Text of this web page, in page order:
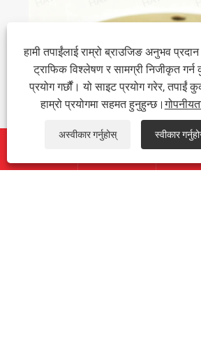

हामी तपाईंलाई राम्रो ब्राउजिङ अनुभव प्रदान
ट्राफिक विश्लेषण र सामग्री निजीकृत
प्रयोग गर्छौं। यो साइट प्रयोग गरेर, तपाईं
हाम्रो प्रयोगमा सहमत हुनुहुन्छ।
अस्वीकार गर्नुहोस् स्वीकार